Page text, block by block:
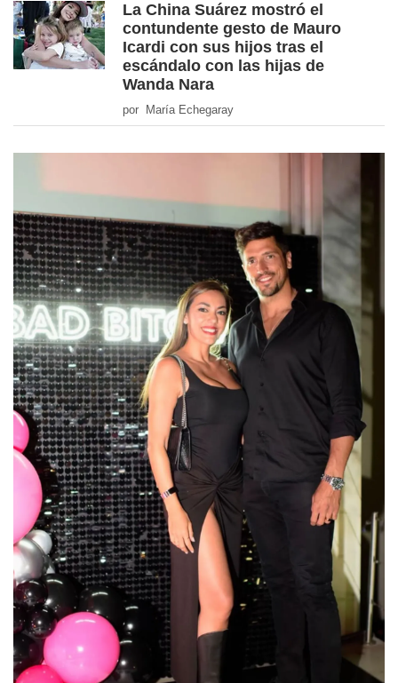
La China Suárez mostró el
contundente gesto de Mauro
Icardi con sus hijos tras el
escándalo con las hijas de
Wanda Nara
por María Echegaray